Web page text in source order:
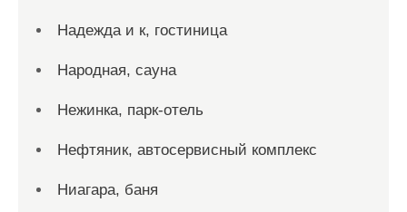
Надежда и к, гостиница
Народная, сауна
Нежинка, парк-отель
Нефтяник, автосервисный комплекс
Ниагара, баня